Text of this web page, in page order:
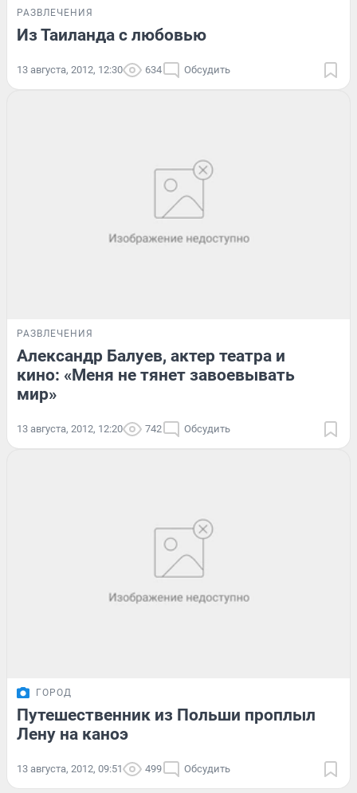
РАЗВЛЕЧЕНИЯ
Из Таиланда с любовью
13 августа, 2012, 12:30 634 Обсудить
РАЗВЛЕЧЕНИЯ
Александр Балуев, актер театра и
кино: «Меня не тянет завоевывать
мир»
13 августа, 2012, 12:20 742 Обсудить
ГОРОД
Путешественник из Польши проплыл
Лену на каноэ
13 августа, 2012, 09:51 499 Обсудить